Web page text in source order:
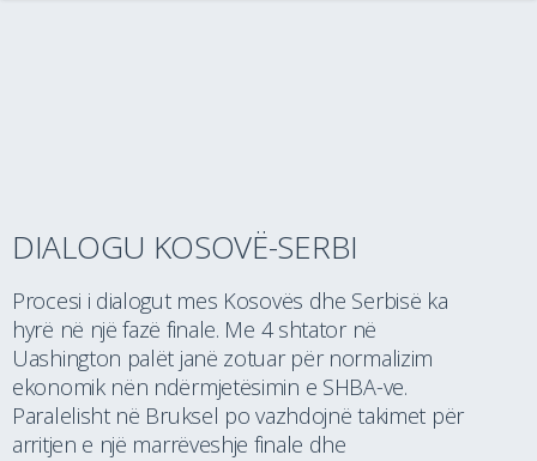
DIALOGU KOSOVË-SERBI
Procesi i dialogut mes Kosovës dhe Serbisë ka
hyrë në një fazë finale. Me 4 shtator në
Uashington palët janë zotuar për normalizim
ekonomik nën ndërmjetësimin e SHBA-ve.
Paralelisht në Bruksel po vazhdojnë takimet për
arritjen e një marrëveshje finale dhe